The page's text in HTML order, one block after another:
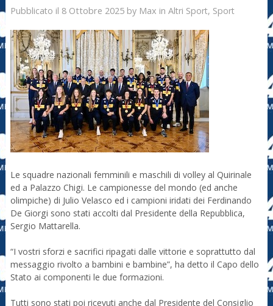
Pubblicato il 8 Ottobre 2025by Max in Altri Sport, Sport
Le squadre nazionali femminili e maschili di volley al Quirinale
ed a Palazzo Chigi. Le campionesse del mondo (ed anche
olimpiche) di Julio Velasco ed i campioni iridati dei Ferdinando
De Giorgi sono stati accolti dal Presidente della Repubblica,
Sergio Mattarella.
“I vostri sforzi e sacrifici ripagati dalle vittorie e soprattutto dal
messaggio rivolto a bambini e bambine”, ha detto il Capo dello
Stato ai componenti le due formazioni.
Tutti sono stati poi ricevuti anche dal Presidente del Consiglio